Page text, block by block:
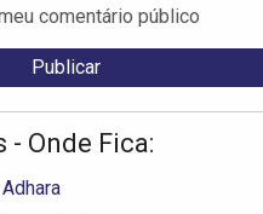
comentário público
Onde Fica:
Adhara